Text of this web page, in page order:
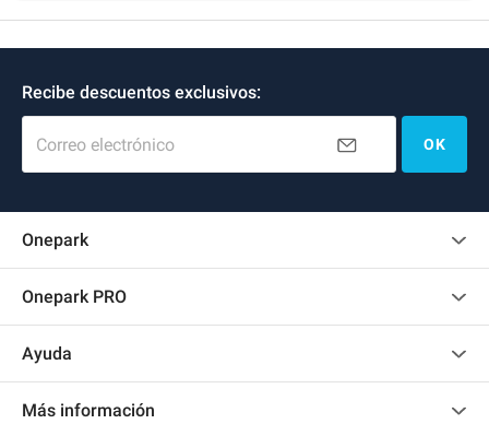
Recibe descuentos exclusivos:
Correo electrónico OK
Onepark
Onepark PRO
Convertirse en colaborador
Acceder a mi área de colaborador
Ayuda
Más información